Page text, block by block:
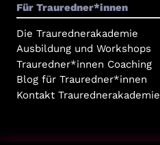
Für Trauredner*innen
Die Traurednerakademie
Ausbildung und Workshops
Trauredner*innen Coaching
Blog für Trauredner*innen
Kontakt Traurednerakademie